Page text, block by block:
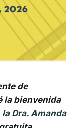
de
la bienvenida
Dra. Amanda